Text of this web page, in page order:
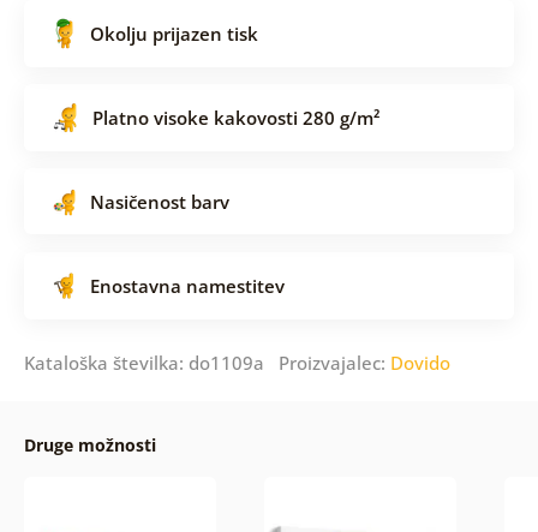
Okolju prijazen tisk
Platno visoke kakovosti 280 g/m²
Nasičenost barv
Enostavna namestitev
Kataloška številka: do1109a Proizvajalec: Dovido
Druge možnosti